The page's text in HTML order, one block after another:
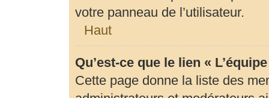
votre panneau de l’utilisateur.
Haut
Qu’est-ce que le lien «
Cette page donne la liste des